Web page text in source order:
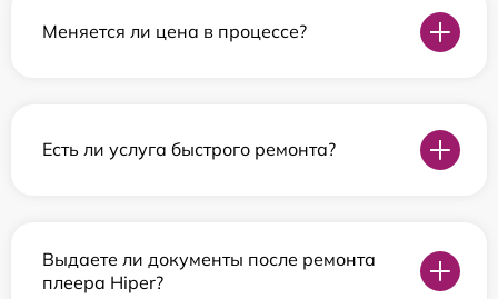
Меняется ли цена в процессе?
Есть ли услуга быстрого ремонта?
Выдаете ли документы после ремонта
плеера Hiper?